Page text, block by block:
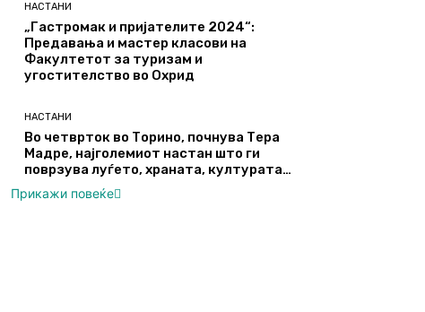
НАСТАНИ
„Гастромак и пријателите 2024“:
Предавања и мастер класови на
Факултетот за туризам и
угостителство во Охрид
НАСТАНИ
Во четврток во Торино, почнува Тера
Мадре, најголемиот настан што ги
поврзува луѓето, храната, културата…
Прикажи повеќе